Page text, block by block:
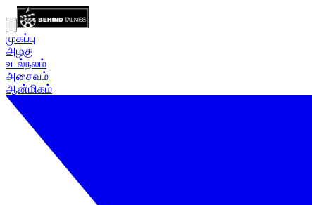
முகப்பு
அழகு
உடல்நலம்
அசைவம்
ஆன்மிகம்